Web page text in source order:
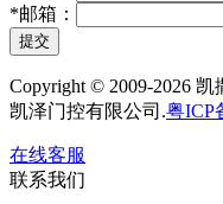
*邮箱：
提交
Copyright © 2009-2026 凯
凯泽门控有限公司.粤ICP
在线客服
联系我们